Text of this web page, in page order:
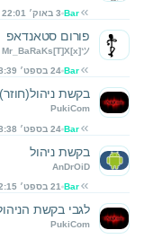
Bar 3 באוק׳ 22:01
פורום סטאנדאפ
Mr_BaRaKs[T]X[x]ツ
Bar 24 בספט׳ 08:39
בקשת ניהול(חוזר)
PukiCom
Bar 24 בספט׳ 08:38
בקשת ניהול
AnDrOiD
Bar 21 בספט׳ 12:15
לגבי בקשת
PukiCom